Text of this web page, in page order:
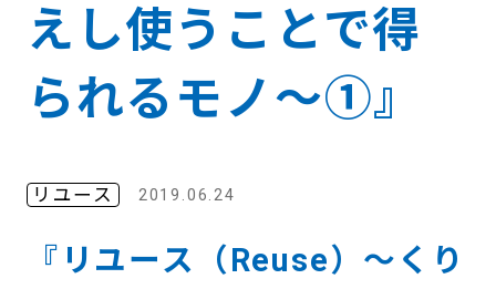
えし使うことで得
られるモノ～①』
リユース 2019.06.24
『リユース（Reuse）～くり